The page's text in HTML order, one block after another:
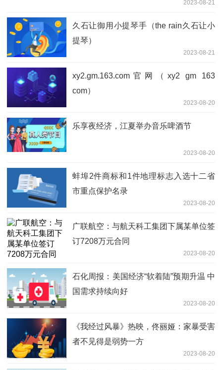
2023-08-21
久石让御用小提琴手（the rain久石让小
提琴）
2023-08-21
xy2.gm.163.com官网（xy2 gm 163
com）
2023-08-20
乐享夜经济，江夏举办音乐啤酒节
2023-08-20
蚌埠2件商标和1件地理标志入选十二省
市重点保护名录
2023-08-20
广联航空：与航天科工集团下属某单位签
订7208万元合同
2023-08-20
石化周报：美国经济“软着陆”预期升温 中
国需求持续向好
2023-08-20
《我经过风暴》热映，佟丽娅：家暴受害
者不见得是弱势一方
2023-08-20